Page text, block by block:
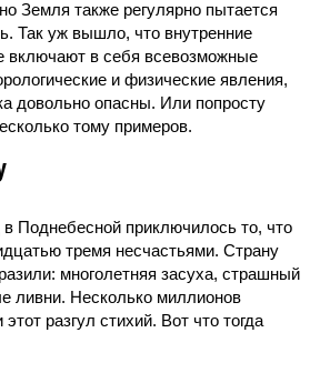
Земля также регулярно пытается
Так уж вышло, что внутренние
включают в себя всевозможные
и физические явления,
довольно опасны. Или попросту
тому примеров.
Поднебесной приключилось то, что
тремя несчастьями. Страну
многолетняя засуха, страшный
ливни. Несколько миллионов
разгул стихий. Вот что тогда